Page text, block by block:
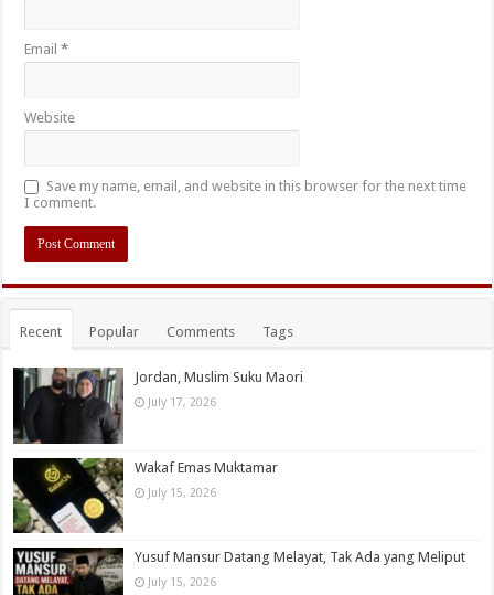
Email*
Website
Save my name, email, and website in this browser for the next time
I comment.
Recent Popular Comments Tags
Jordan, Muslim Suku Maori
July 17, 2026
Wakaf Emas Muktamar
July 15, 2026
Yusuf Mansur Datang Melayat, Tak Ada yang Meliput
July 15, 2026